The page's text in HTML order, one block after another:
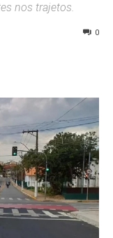
nos trajetos.
0